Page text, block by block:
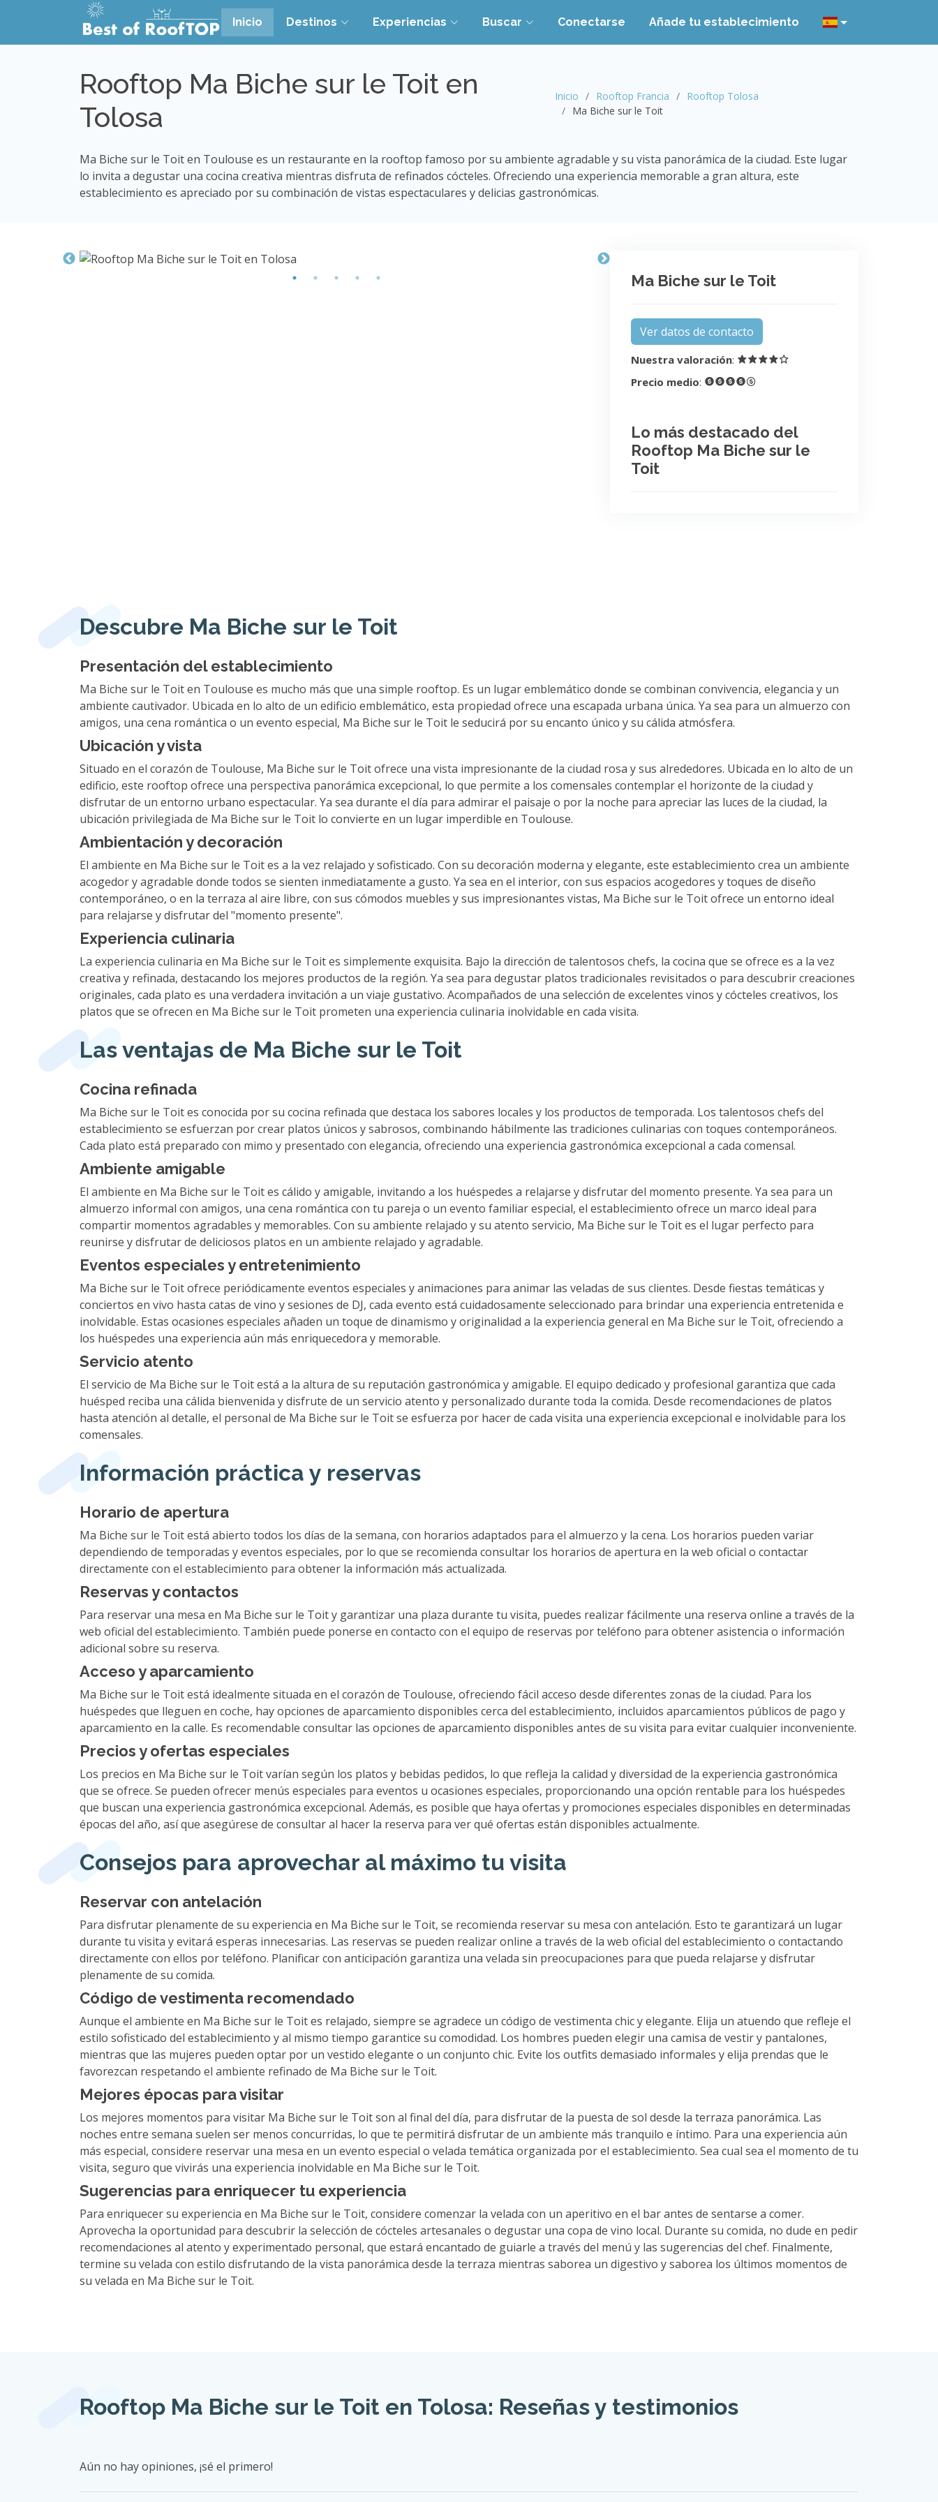
Inicio Destinos Experiencias Buscar Conectarse Añade tu establecimiento
Rooftop Ma Biche sur le Toit en
Tolosa
Inicio Rooftop Francia
Rooftop Tolosa
Ma Biche sur le Toit
Ma Biche sur le Toit en Toulouse es un restaurante en la rooftop famoso por su ambiente agradable y su vista panorámica de la ciudad. Este lugar
lo invita a degustar una cocina creativa mientras disfruta de refinados cócteles. Ofreciendo una experiencia memorable a gran altura, este
establecimiento es apreciado por su combinación de vistas espectaculares y delicias gastronómicas.
Ma Biche sur le Toit
Ver datos de contacto
Nuestra valoración:
Precio medio:
Lo más destacado del
Rooftop Ma Biche sur le
Toit
Descubre Ma Biche sur le Toit
Presentación del establecimiento
Ma Biche sur le Toit en Toulouse es mucho más que una simple rooftop. Es un lugar emblemático donde se combinan convivencia, elegancia y un
ambiente cautivador. Ubicada en lo alto de un edificio emblemático, esta propiedad ofrece una escapada urbana única. Ya sea para un almuerzo con
amigos, una cena romántica o un evento especial, Ma Biche sur le Toit le seducirá por su encanto único y su cálida atmósfera.
Ubicación y vista
Situado en el corazón de Toulouse, Ma Biche sur le Toit ofrece una vista impresionante de la ciudad rosa y sus alrededores. Ubicada en lo alto de un
edificio, este rooftop ofrece una perspectiva panorámica excepcional, lo que permite a los comensales contemplar el horizonte de la ciudad y
disfrutar de un entorno urbano espectacular. Ya sea durante el día para admirar el paisaje o por la noche para apreciar las luces de la ciudad, la
ubicación privilegiada de Ma Biche sur le Toit lo convierte en un lugar imperdible en Toulouse.
Ambientación y decoración
El ambiente en Ma Biche sur le Toit es a la vez relajado y sofisticado. Con su decoración moderna y elegante, este establecimiento crea un ambiente
acogedor y agradable donde todos se sienten inmediatamente a gusto. Ya sea en el interior, con sus espacios acogedores y toques de diseño
contemporáneo, o en la terraza al aire libre, con sus cómodos muebles y sus impresionantes vistas, Ma Biche sur le Toit ofrece un entorno ideal
para relajarse y disfrutar del "momento presente".
Experiencia culinaria
La experiencia culinaria en Ma Biche sur le Toit es simplemente exquisita. Bajo la dirección de talentosos chefs, la cocina que se ofrece es a la vez
creativa y refinada, destacando los mejores productos de la región. Ya sea para degustar platos tradicionales revisitados o para descubrir creaciones
originales, cada plato es una verdadera invitación a un viaje gustativo. Acompañados de una selección de excelentes vinos y cócteles creativos, los
platos que se ofrecen en Ma Biche sur le Toit prometen una experiencia culinaria inolvidable en cada visita.
Las ventajas de Ma Biche sur le Toit
Cocina refinada
Ma Biche sur le Toit es conocida por su cocina refinada que destaca los sabores locales y los productos de temporada. Los talentosos chefs del
establecimiento se esfuerzan por crear platos únicos y sabrosos, combinando hábilmente las tradiciones culinarias con toques contemporáneos.
Cada plato está preparado con mimo y presentado con elegancia, ofreciendo una experiencia gastronómica excepcional a cada comensal.
Ambiente amigable
El ambiente en Ma Biche sur le Toit es cálido y amigable, invitando a los huéspedes a relajarse y disfrutar del momento presente. Ya sea para un
almuerzo informal con amigos, una cena romántica con tu pareja o un evento familiar especial, el establecimiento ofrece un marco ideal para
compartir momentos agradables y memorables. Con su ambiente relajado y su atento servicio, Ma Biche sur le Toit es el lugar perfecto para
reunirse y disfrutar de deliciosos platos en un ambiente relajado y agradable.
Eventos especiales y entretenimiento
Ma Biche sur le Toit ofrece periódicamente eventos especiales y animaciones para animar las veladas de sus clientes. Desde fiestas temáticas y
conciertos en vivo hasta catas de vino y sesiones de DJ, cada evento está cuidadosamente seleccionado para brindar una experiencia entretenida e
inolvidable. Estas ocasiones especiales añaden un toque de dinamismo y originalidad a la experiencia general en Ma Biche sur le Toit, ofreciendo a
los huéspedes una experiencia aún más enriquecedora y memorable.
Servicio atento
El servicio de Ma Biche sur le Toit está a la altura de su reputación gastronómica y amigable. El equipo dedicado y profesional garantiza que cada
huésped reciba una cálida bienvenida y disfrute de un servicio atento y personalizado durante toda la comida. Desde recomendaciones de platos
hasta atención al detalle, el personal de Ma Biche sur le Toit se esfuerza por hacer de cada visita una experiencia excepcional e inolvidable para los
comensales.
Información práctica y reservas
Horario de apertura
Ma Biche sur le Toit está abierto todos los días de la semana, con horarios adaptados para el almuerzo y la cena. Los horarios pueden variar
dependiendo de temporadas y eventos especiales, por lo que se recomienda consultar los horarios de apertura en la web oficial o contactar
directamente con el establecimiento para obtener la información más actualizada.
Reservas y contactos
Para reservar una mesa en Ma Biche sur le Toit y garantizar una plaza durante tu visita, puedes realizar fácilmente una reserva online a través de la
web oficial del establecimiento. También puede ponerse en contacto con el equipo de reservas por teléfono para obtener asistencia o información
adicional sobre su reserva.
Acceso y aparcamiento
Ma Biche sur le Toit está idealmente situada en el corazón de Toulouse, ofreciendo fácil acceso desde diferentes zonas de la ciudad. Para los
huéspedes que lleguen en coche, hay opciones de aparcamiento disponibles cerca del establecimiento, incluidos aparcamientos públicos de pago y
aparcamiento en la calle. Es recomendable consultar las opciones de aparcamiento disponibles antes de su visita para evitar cualquier inconveniente.
Precios y ofertas especiales
Los precios en Ma Biche sur le Toit varían según los platos y bebidas pedidos, lo que refleja la calidad y diversidad de la experiencia gastronómica
que se ofrece. Se pueden ofrecer menús especiales para eventos u ocasiones especiales, proporcionando una opción rentable para los huéspedes
que buscan una experiencia gastronómica excepcional. Además, es posible que haya ofertas y promociones especiales disponibles en determinadas
épocas del año, así que asegúrese de consultar al hacer la reserva para ver qué ofertas están disponibles actualmente.
Consejos para aprovechar al máximo tu visita
Reservar con antelación
Para disfrutar plenamente de su experiencia en Ma Biche sur le Toit, se recomienda reservar su mesa con antelación. Esto te garantizará un lugar
durante tu visita y evitará esperas innecesarias. Las reservas se pueden realizar online a través de la web oficial del establecimiento o contactando
directamente con ellos por teléfono. Planificar con anticipación garantiza una velada sin preocupaciones para que pueda relajarse y disfrutar
plenamente de su comida.
Código de vestimenta recomendado
Aunque el ambiente en Ma Biche sur le Toit es relajado, siempre se agradece un código de vestimenta chic y elegante. Elija un atuendo que refleje el
estilo sofisticado del establecimiento y al mismo tiempo garantice su comodidad. Los hombres pueden elegir una camisa de vestir y pantalones,
mientras que las mujeres pueden optar por un vestido elegante o un conjunto chic. Evite los outfits demasiado informales y elija prendas que le
favorezcan respetando el ambiente refinado de Ma Biche sur le Toit.
Mejores épocas para visitar
Los mejores momentos para visitar Ma Biche sur le Toit son al final del día, para disfrutar de la puesta de sol desde la terraza panorámica. Las
noches entre semana suelen ser menos concurridas, lo que te permitirá disfrutar de un ambiente más tranquilo e íntimo. Para una experiencia aún
más especial, considere reservar una mesa en un evento especial o velada temática organizada por el establecimiento. Sea cual sea el momento de tu
visita, seguro que vivirás una experiencia inolvidable en Ma Biche sur le Toit.
Sugerencias para enriquecer tu experiencia
Para enriquecer su experiencia en Ma Biche sur le Toit, considere comenzar la velada con un aperitivo en el bar antes de sentarse a comer.
Aprovecha la oportunidad para descubrir la selección de cócteles artesanales o degustar una copa de vino local. Durante su comida, no dude en pedir
recomendaciones al atento y experimentado personal, que estará encantado de guiarle a través del menú y las sugerencias del chef. Finalmente,
termine su velada con estilo disfrutando de la vista panorámica desde la terraza mientras saborea un digestivo y saborea los últimos momentos de
su velada en Ma Biche sur le Toit.
Rooftop Ma Biche sur le Toit en Tolosa: Reseñas y testimonios
Aún no hay opiniones, ¡sé el primero!